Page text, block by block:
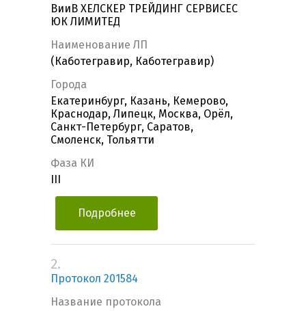
ВииВ ХЕЛСКЕР ТРЕЙДИНГ СЕРВИСЕС
ЮК ЛИМИТЕД
Наименование ЛП
(Каботегравир, Каботегравир)
Города
Екатеринбург, Казань, Кемерово,
Краснодар, Липецк, Москва, Орёл,
Санкт-Петербург, Саратов,
Смоленск, Тольятти
Фаза КИ
Подробнее
2.
Протокол 201584
Название протокола